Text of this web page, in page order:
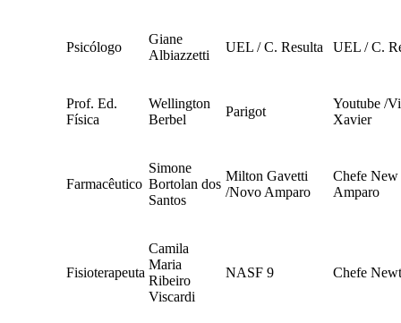
Psicólogo
Giane
Albiazzetti
UEL / C. Resulta UEL / C.
Prof. Ed.
Física
Wellington
Berbel
Parigot
Youtube /
Xavier
Farmacêutico
Simone
Bortolan dos
Santos
Milton Gavetti
/Novo Amparo
Chefe
Amparo
Fisioterapeuta
Camila
Maria
Ribeiro
Viscardi
NASF 9 Chefe